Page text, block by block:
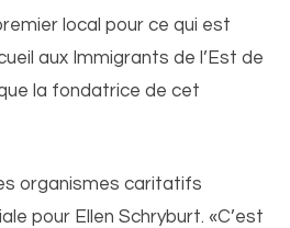
local pour ce qui est
aux Immigrants de l’Est de
la fondatrice de cet
organismes caritatifs
pour Ellen Schryburt. «C’est